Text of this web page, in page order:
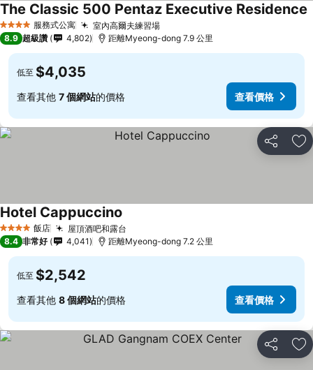
4 星級 服務式公寓 室內高爾夫練習場
The Classic 500 Pentaz Executive Residence
8.9 超級讚 4,802 距離Myeong-dong 7.9 公里
低至 $4,035
查看其他 7 個網站的價格 查看價格
分享 加
4 星級 飯店 屋頂酒吧和露台
Hotel Cappuccino
8.4 非常好 4,041 距離Myeong-dong 7.2 公里
低至 $2,542
查看其他 8 個網站的價格 查看價格
分享 加